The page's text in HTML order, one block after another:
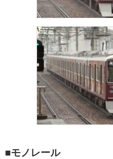
■モノレール